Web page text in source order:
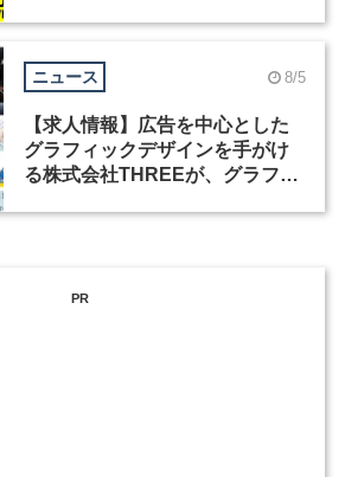
ニュース 8/5
【求人情報】広告を中心とした
グラフィックデザインを手がけ
る株式会社THREEが、グラフィ
PR